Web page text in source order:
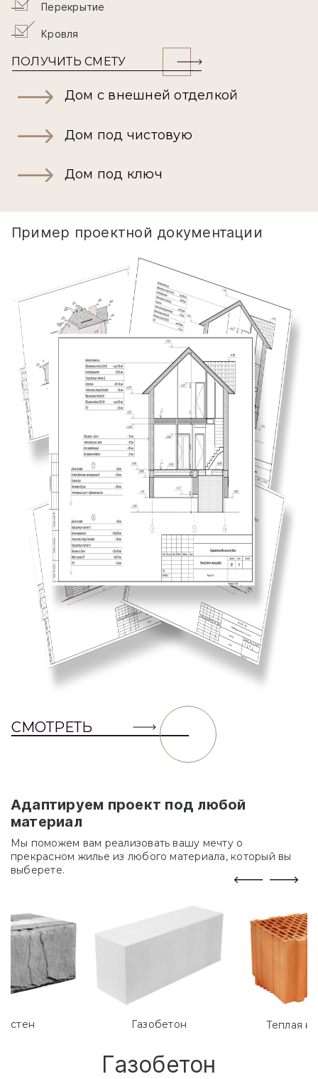
Перекрытие
Кровля
ПОЛУЧИТЬ СМЕТУ
Дом с внешней отделкой
Дом под чистовую
Дом под ключ
Пример проектной документации
СМОТРЕТЬ
Адаптируем проект под любой
материал
Мы поможем вам реализовать вашу мечту о
прекрасном жилье из любого материала, который вы
выберете.
Газобетон Теплая
Газобетон